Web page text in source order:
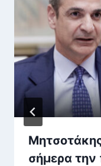
σήμερα την